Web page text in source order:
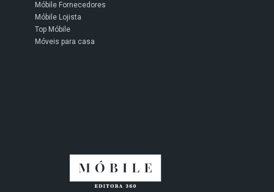
Móbile Fornecedores
Móbile Lojista
Top Móbile
Móveis para casa